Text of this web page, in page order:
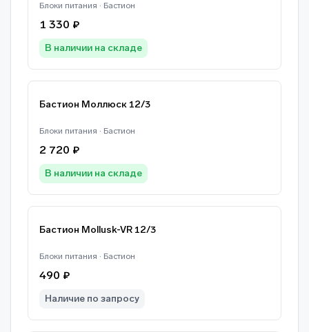
Блоки питания · Бастион
1 330 ₽
В наличии на складе
Бастион Моллюск 12/3
Блоки питания · Бастион
2 720 ₽
В наличии на складе
Бастион Mollusk-VR 12/3
Блоки питания · Бастион
490 ₽
Наличие по запросу